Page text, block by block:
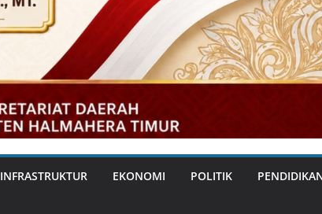
INFRASTRUKTUR EKONOMI POLITIK